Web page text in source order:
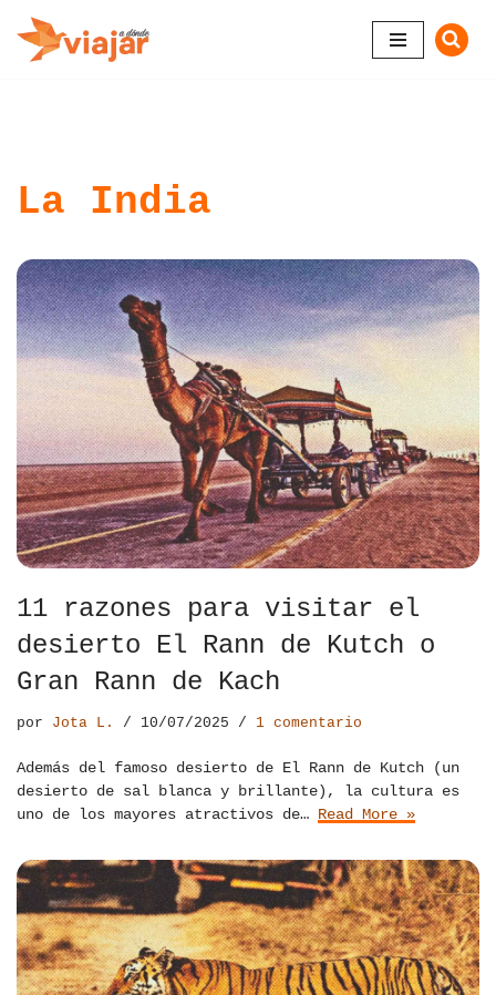
Saltar
La India
11 razones para visitar el
desierto El Rann de Kutch o
Gran Rann de Kach
por Jota L. 10/07/2025 1 comentario
Además del famoso desierto de El Rann de Kutch (un
desierto de sal blanca y brillante), la cultura es
uno de los mayores atractivos de… Read More »